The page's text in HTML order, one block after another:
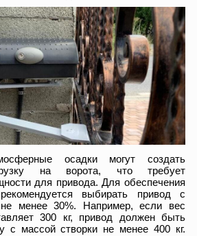
осадки могут создать
на ворота, что требует
для привода. Для обеспечения
выбирать привод с
менее 30%. Например, если вес
300 кг, привод должен быть
с массой створки не менее 400 кг.